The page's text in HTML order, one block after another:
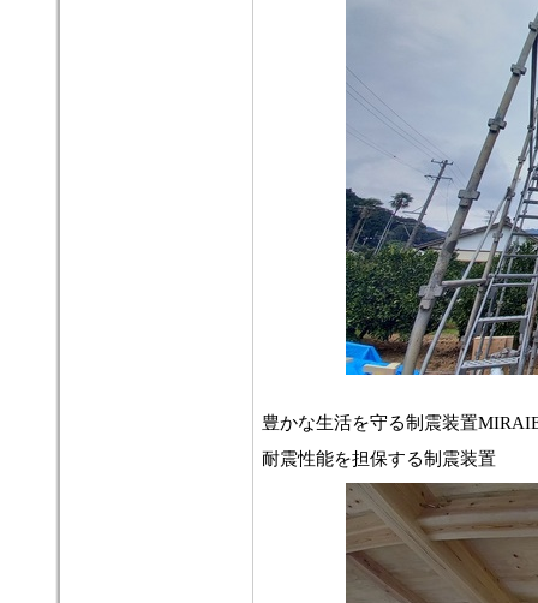
豊かな生活を守る制震装置
耐震性能を担保する制震装置